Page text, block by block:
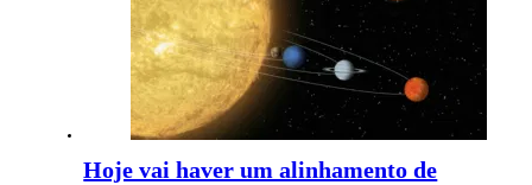
Hoje vai haver um alinhamento de